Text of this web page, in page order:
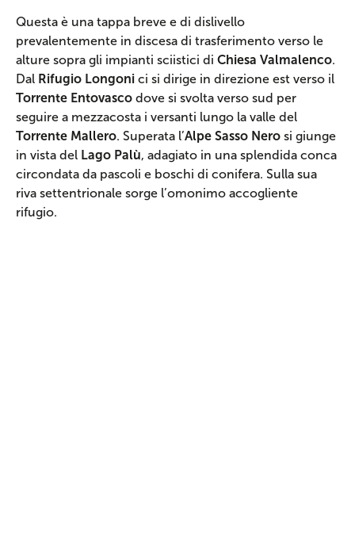
Questa è una tappa breve e di dislivello
prevalentemente in discesa di trasferimento verso le
alture sopra gli impianti sciistici di Chiesa Valmalenco.
Dal Rifugio Longoni ci si dirige in direzione est verso il
Torrente Entovasco dove si svolta verso sud per
seguire a mezzacosta i versanti lungo la valle del
Torrente Mallero. Superata l’Alpe Sasso Nero si giunge
in vista del Lago Palù, adagiato in una splendida conca
circondata da pascoli e boschi di conifera. Sulla sua
riva settentrionale sorge l’omonimo accogliente
rifugio.